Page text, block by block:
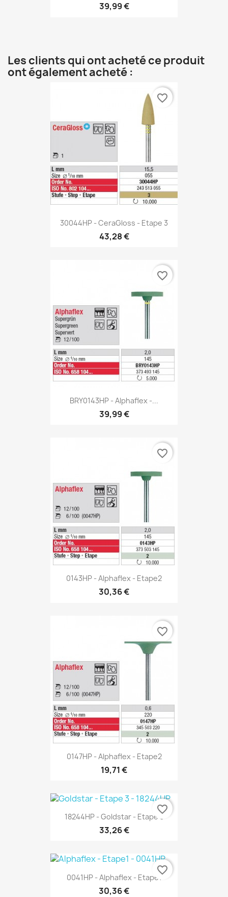
39,99 €
Les clients qui ont acheté ce produit
ont également acheté :
30044HP - CeraGloss - Etape 3
43,28 €
favorite_border
BRY0143HP - Alphaflex -...
39,99 €
favorite_border
0143HP - Alphaflex - Etape2
30,36 €
favorite_border
0147HP - Alphaflex - Etape2
19,71 €
favorite_border
18244HP - Goldstar - Etape 3
33,26 €
favorite_border
0041HP - Alphaflex - Etape1
30,36 €
favorite_border